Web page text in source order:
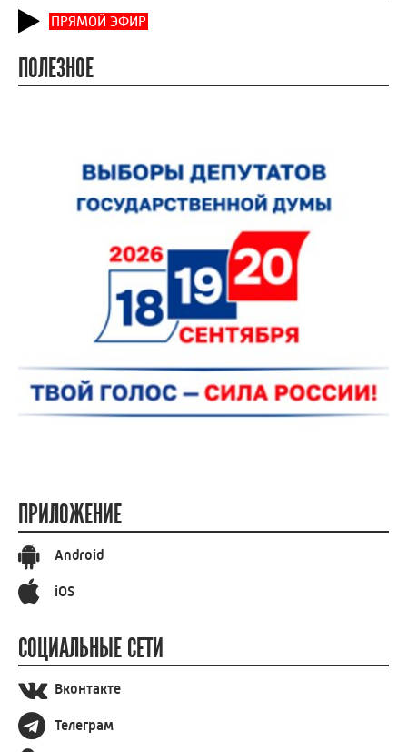
ПРЯМОЙ ЭФИР
ПОЛЕЗНОЕ
ПРИЛОЖЕНИЕ
Android
iOS
СОЦИАЛЬНЫЕ СЕТИ
Вконтакте
Телеграм